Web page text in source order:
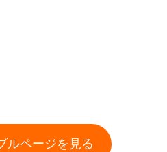
ルページを見る